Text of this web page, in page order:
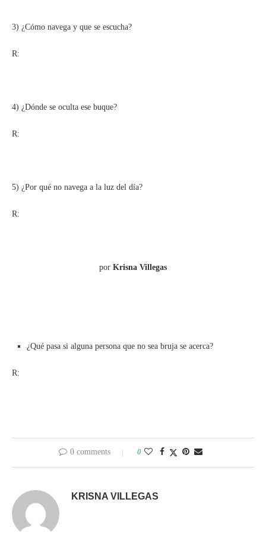
3) ¿Cómo navega y que se escucha?
R:
4) ¿Dónde se oculta ese buque?
R:
5) ¿Por qué no navega a la luz del día?
R:
por Krisna Villegas
¿Qué pasa si alguna persona que no sea bruja se acerca?
R:
0 comments 0
KRISNA VILLEGAS